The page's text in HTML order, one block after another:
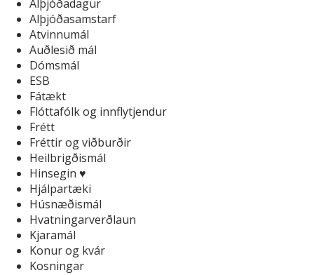
Alþjóðadagur
Alþjóðasamstarf
Atvinnumál
Auðlesið mál
Dómsmál
ESB
Fátækt
Flóttafólk og innflytjendur
Frétt
Fréttir og viðburðir
Heilbrigðismál
Hinsegin ♥
Hjálpartæki
Húsnæðismál
Hvatningarverðlaun
Kjaramál
Konur og kvár
Kosningar